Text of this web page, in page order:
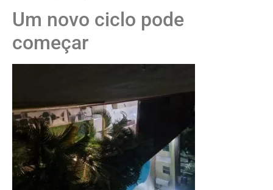
Um novo ciclo pode
começar